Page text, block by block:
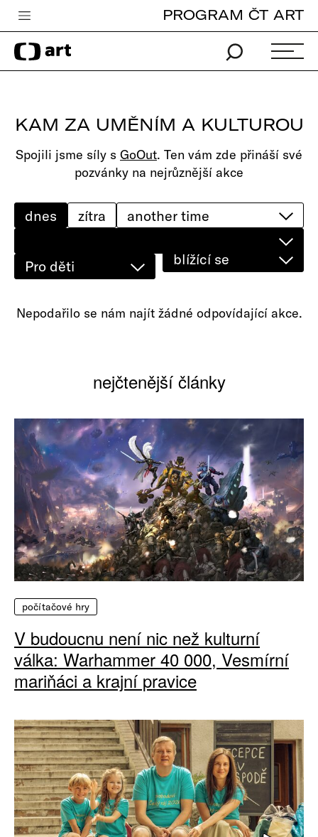
Česká televize
Zpravodajství
iVysílání
TV program
edu
PROGRAM ČT ART
KAM ZA UMĚNÍM A KULTUROU
Spojili jsme síly s GoOut. Ten vám zde přináší své
pozvánky na nejrůznější akce
Pro děti
dnes zítra
blížící se
Nepodařilo se nám najít žádné odpovídající akce.
nejčtenější články
počítačové hry
V budoucnu není nic než kulturní
válka: Warhammer 40 000, Vesmírní
mariňáci a krajní pravice